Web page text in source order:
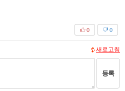
0
0
새로고침
등록